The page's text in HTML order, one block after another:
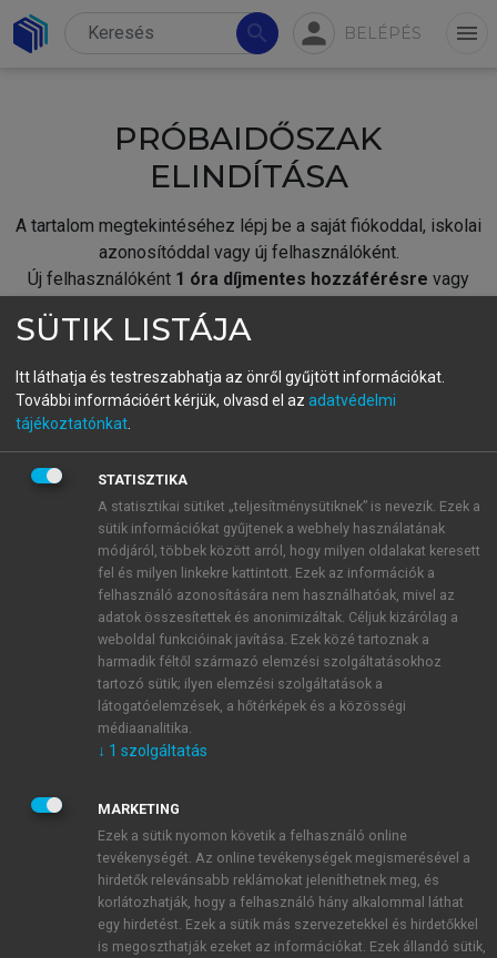
search person BELÉPÉS menu
PRÓBAIDŐSZAK
ELINDÍTÁSA
A tartalom megtekintéséhez lépj be a saját fiókoddal, iskolai
azonosítóddal vagy új felhasználóként.
Új felhasználóként 1 óra díjmentes hozzáférésre vagy
fiókoddal,vagy hozz létre új fiókot.
A regisztráció után apróbaidőszakautomatikusan
BELÉPÉS SAJÁT FIÓKKAL
ÚJ FIÓK LÉTREHOZÁSA
1 óra díjmentes hozzáférés
E-MAIL-CÍM
JELSZÓ
JELSZÓ ÚJRA
SÜTIK LISTÁJA
Itt láthatja és testreszabhatja az önről gyűjtött információkat.
További információért kérjük, olvasd el az adatvédelmi
tájékoztatónkat
STATISZTIKA
A statisztikai sütiket „teljesítménysütiknek” is nevezik. Ezek a
sütik információkat gyűjtenek a webhely használatának
módjáról, többek között arról, hogy milyen oldalakat keresett
fel és milyen linkekre kattintott. Ezek az információk a
felhasználó azonosítására nem használhatóak, mivel az
adatok összesítettek és anonimizáltak. Céljuk kizárólag a
weboldal funkcióinak javítása. Ezek közé tartoznak a
harmadik féltől származó elemzési szolgáltatásokhoz
tartozó sütik; ilyen elemzési szolgáltatások a
látogatóelemzések, a hőtérképek és a közösségi
médiaanalitika.
↓ 1 szolgáltatás
MARKETING
Ezek a sütik nyomon követik a felhasználó online
tevékenységét. Az online tevékenységek megismerésével a
hirdetők relevánsabb reklámokat jeleníthetnek meg, és
korlátozhatják, hogy a felhasználó hány alkalommal láthat
egy hirdetést. Ezek a sütik más szervezetekkel és hirdetőkkel
is megoszthatják ezeket az információkat. Ezek állandó sütik,